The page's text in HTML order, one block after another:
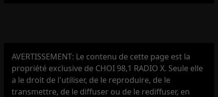
AVERTISSEMENT: Le contenu de cette page est la
propriété exclusive de CHOI 98,1 RADIO X. Seule elle
a le droit de l'utiliser, de le reproduire, de le
transmettre, de le diffuser ou de le rediffuser, en